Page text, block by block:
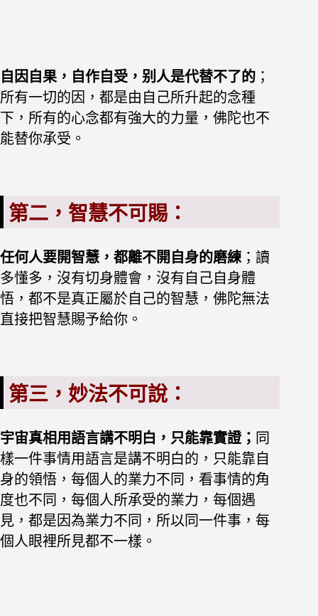
自因自果，自作自受，别人是代替不了的 ；
所有一切的因，都是由自己所升起的念種
下，所有的心念都有強大的力量，佛陀也不
能替你承受。
第二，智慧不可賜：
任何人要開智慧，都離不開自身的磨練 ；讀
多懂多，沒有切身體會， 沒有自己自身體
悟，都不是真正屬於自己的智慧，佛陀無法
直接把智慧賜予給你。
第三，妙法不可說：
宇宙真相用語言講不明白， 只能靠實證； 同
樣一件事情用語言是講不明白的，只能靠自
身的領悟，每個人的業力不同，看事情的角
度也不同，每個人所承受的業力，每個遇
見，都是因為業力不同，所以同一件事，每
個人眼裡所見都不一樣。